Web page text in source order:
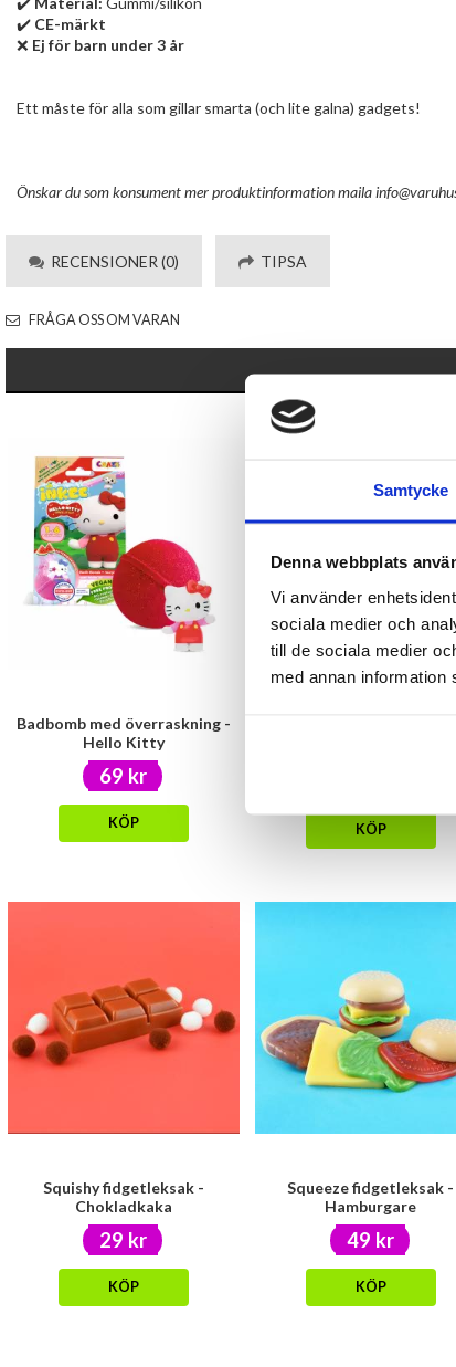
Samtycke
Denna webbplats
Vi använder
sociala medier och
till de sociala medier
med annan information
✔️ CE-märkt
❌ Ej för barn under 3 år
Ett måste för alla som gillar smarta (och lite galna) gadgets!
Önskar du som konsument mer produktinformation maila
RECENSIONER (0) TIPSA
FRÅGA OSS OM VARAN
Badbomb med överraskning -
Hello Kitty
69 kr
KÖP KÖP
Squishy fidgetleksak -
Chokladkaka
29 kr
KÖP
Squeeze fidgetleksak -
Hamburgare
49 kr
KÖP